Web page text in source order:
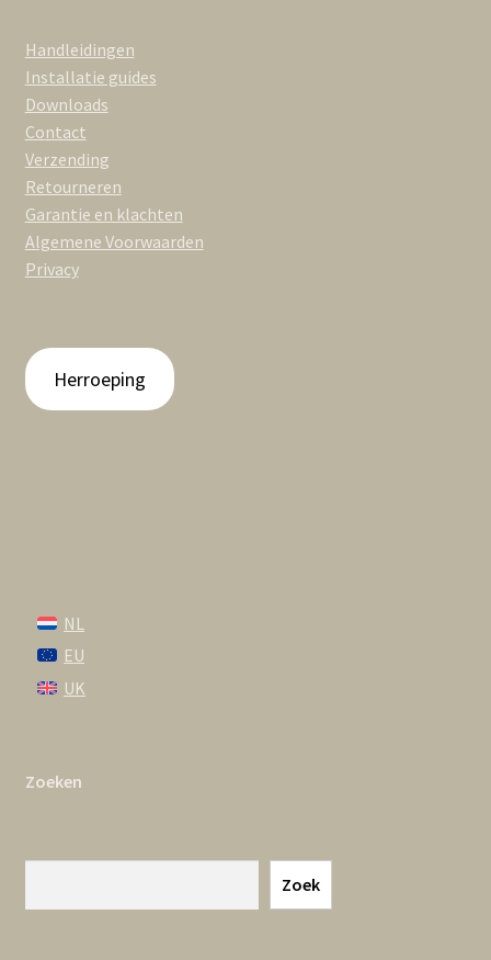
Handleidingen
Installatie guides
Downloads
Contact
Verzending
Retourneren
Garantie en klachten
Algemene Voorwaarden
Privacy
Herroeping
NL
EU
UK
Zoeken
Zoek